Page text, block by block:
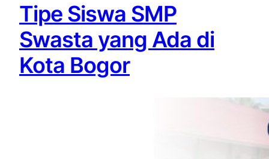
Tipe Siswa SMP
Swasta yang Ada di
Kota Bogor